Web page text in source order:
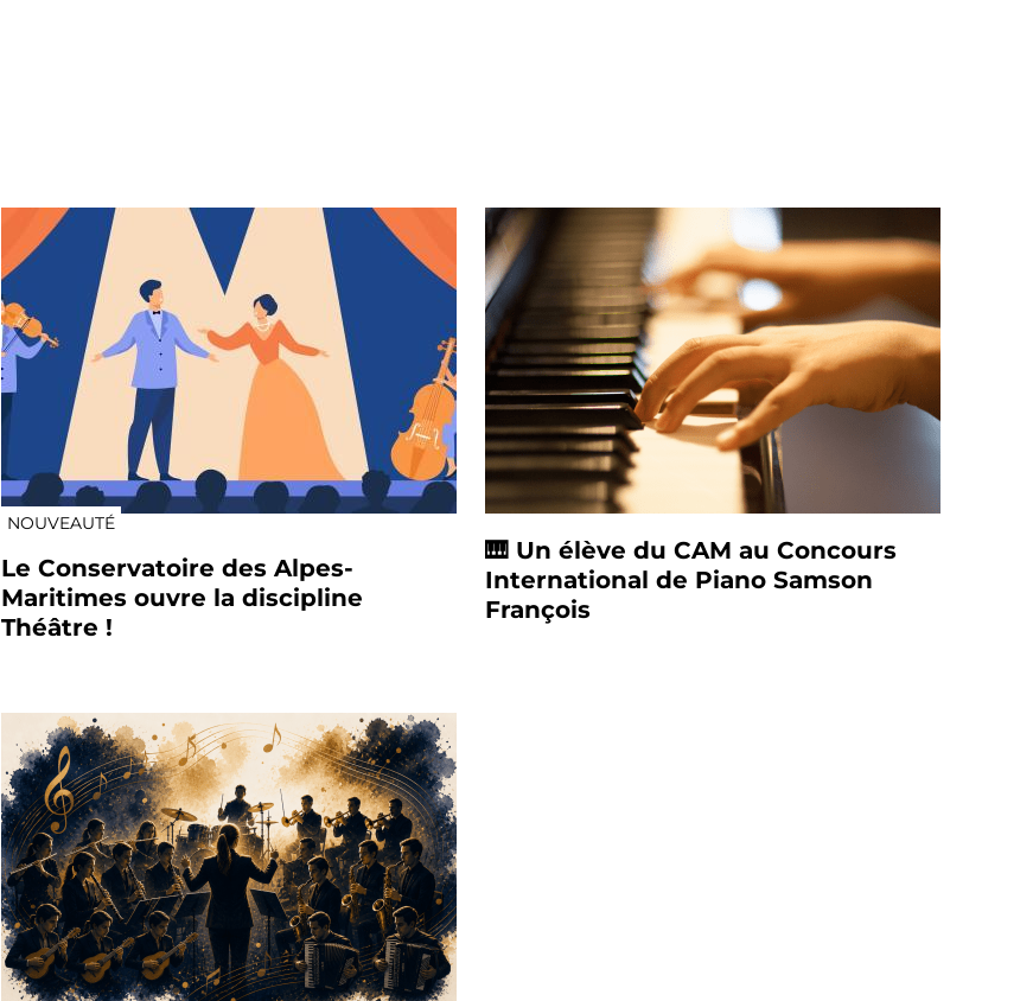
NOUVEAUTÉ
Le Conservatoire des Alpes-
Maritimes ouvre la discipline
Théâtre !
🎹 Un élève du CAM au Concours
International de Piano Samson
François